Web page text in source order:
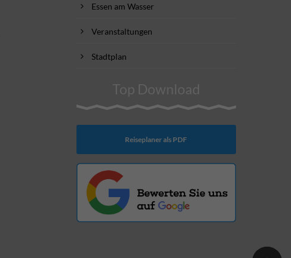
Essen am Wasser
Veranstaltungen
Stadtplan
Top Download
Reiseplaner als PDF